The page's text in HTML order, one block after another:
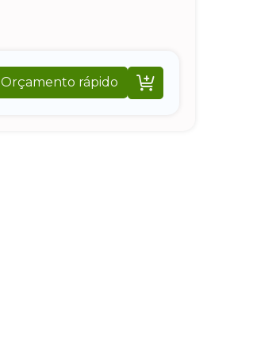
Orçamento rápido 